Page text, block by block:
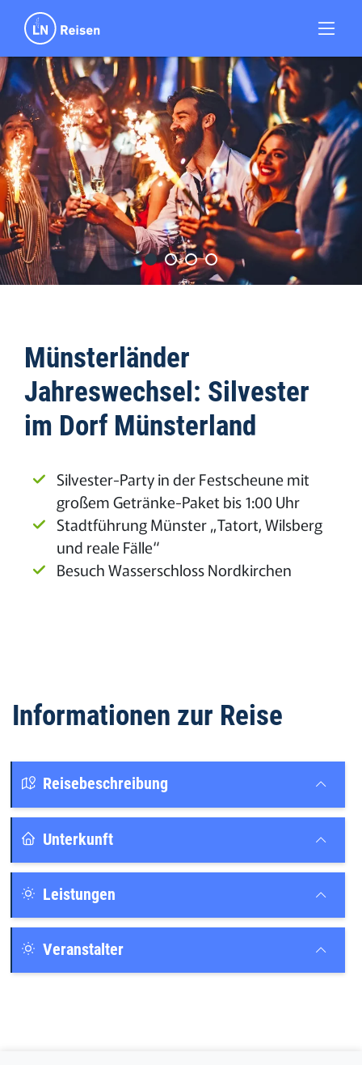
Münsterländer
Jahreswechsel: Silvester
im Dorf Münsterland
Silvester-Party in der Festscheune mit
großem Getränke-Paket bis 1:00 Uhr
Stadtführung Münster „Tatort, Wilsberg
und reale Fälle“
Besuch Wasserschloss Nordkirchen
Informationen zur Reise
Reisebeschreibung
Unterkunft
Leistungen
Veranstalter